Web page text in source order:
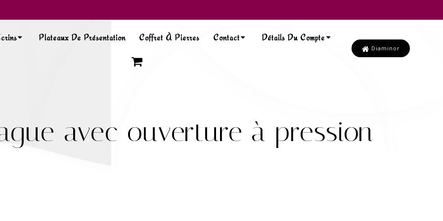
Plateaux De Présentation Coffret À Pierres Contact Détails Du Compte
Diaminor
avec ouverture à pression